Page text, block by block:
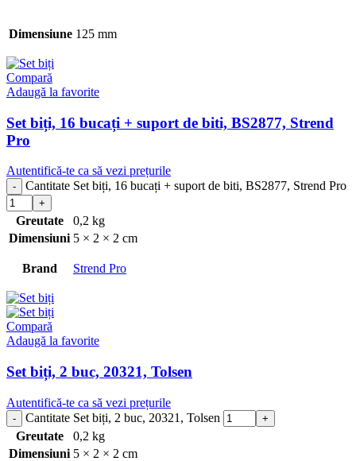
Dimensiune 125 mm
Compară
Adaugă la favorite
Set biți, 16 bucați + suport de biti, BS2877, Strend
Pro
Autentifică-te ca să vezi prețurile
Cantitate Set biți, 16 bucați + suport de biti, BS2877, Strend Pro
Greutate
0,2 kg
Dimensiuni 5 × 2 × 2 cm
Brand Strend Pro
Compară
Adaugă la favorite
Set biți, 2 buc, 20321, Tolsen
Autentifică-te ca să vezi prețurile
Cantitate Set biți, 2 buc, 20321, Tolsen
Greutate
0,2 kg
Dimensiuni 5 × 2 × 2 cm